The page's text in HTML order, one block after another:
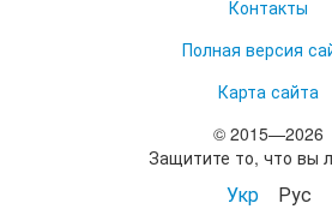
Контакты
Полная версия
Карта сайта
© 2015—2026
Защитите то, что вы
Укр Рус